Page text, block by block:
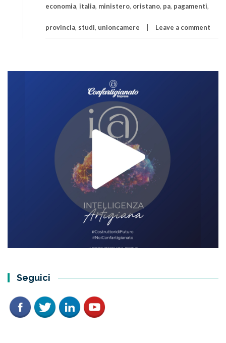
economia, italia, ministero, oristano, pa, pagamenti,
provincia, studi, unioncamere Leave a comment
Seguici